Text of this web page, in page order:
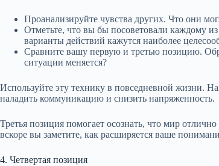
Проанализируйте чувства других. Что они
Отметьте, что вы бы посоветовали каждому
варианты действий кажутся наиболее
Сравните вашу первую и третью позицию.
ситуации меняется?
Используйте эту технику в повседневной жизни.
наладить коммуникацию и снизить напряженность.
Третья позиция помогает осознать, что мир
вскоре вы заметите, как расширяется ваше
4. Четвертая позиция